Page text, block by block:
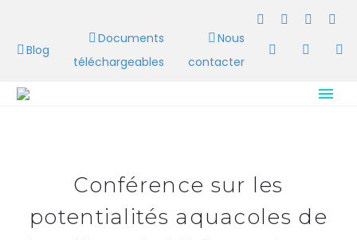
Blog
Documents
téléchargeables
Nous
contacter
Conférence sur les
potentialités aquacoles de